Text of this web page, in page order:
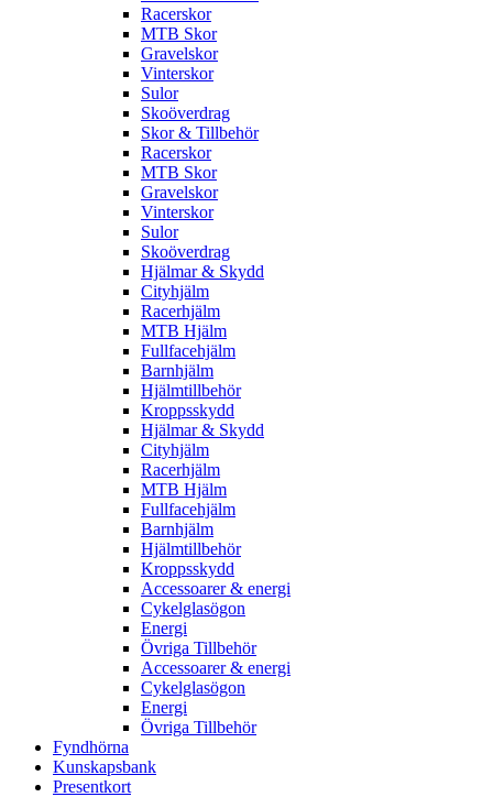
Racerskor
MTB Skor
Gravelskor
Vinterskor
Sulor
Skoöverdrag
Skor & Tillbehör
Racerskor
MTB Skor
Gravelskor
Vinterskor
Sulor
Skoöverdrag
Hjälmar & Skydd
Cityhjälm
Racerhjälm
MTB Hjälm
Fullfacehjälm
Barnhjälm
Hjälmtillbehör
Kroppsskydd
Hjälmar & Skydd
Cityhjälm
Racerhjälm
MTB Hjälm
Fullfacehjälm
Barnhjälm
Hjälmtillbehör
Kroppsskydd
Accessoarer & energi
Cykelglasögon
Energi
Övriga Tillbehör
Accessoarer & energi
Cykelglasögon
Energi
Övriga Tillbehör
Fyndhörna
Kunskapsbank
Presentkort